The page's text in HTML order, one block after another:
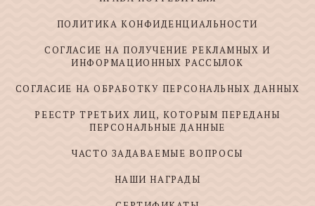
ПОЛИТИКА КОНФИДЕНЦИАЛЬНОСТИ
СОГЛАСИЕ НА ПОЛУЧЕНИЕ РЕКЛАМНЫХ И
ИНФОРМАЦИОННЫХ РАССЫЛОК
СОГЛАСИЕ НА ОБРАБОТКУ ПЕРСОНАЛЬНЫХ ДАННЫХ
РЕЕСТР ТРЕТЬИХ ЛИЦ, КОТОРЫМ ПЕРЕДАНЫ
ПЕРСОНАЛЬНЫЕ ДАННЫЕ
ЧАСТО ЗАДАВАЕМЫЕ ВОПРОСЫ
НАШИ НАГРАДЫ